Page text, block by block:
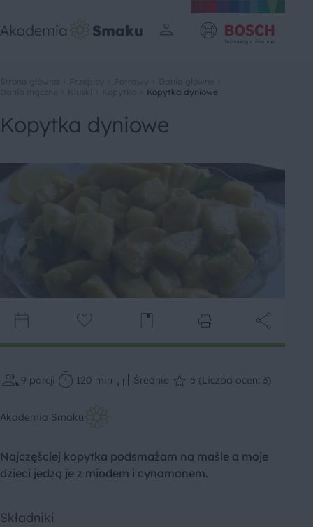
Kopytka dyniowe
Kopytka dyniowe
9 porcji 120 min Średnie 5 (Liczba ocen: 3)
Akademia Smaku
Najczęściej kopytka podsmażam na maśle a moje
dzieci jedzą je z miodem i cynamonem.
Składniki